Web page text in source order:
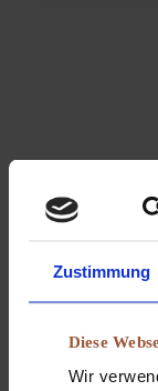
Zustimmung
Diese
Wir